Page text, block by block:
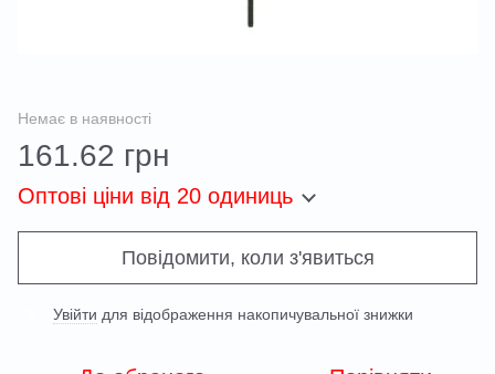
Немає в наявності
161.62 грн
Оптові ціни від 20 одиниць
Повідомити, коли з'явиться
Увійти для відображення накопичувальної знижки